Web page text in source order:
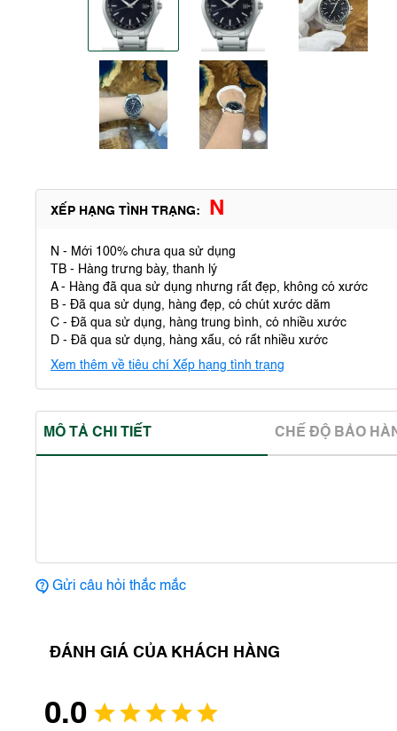
XẾP HẠNG TÌNH TRẠNG: N
N - Mới 100% chưa qua sử dụng
TB - Hàng trưng bày, thanh lý
A - Hàng đã qua sử dụng nhưng rất đẹp, không có xước
B - Đã qua sử dụng, hàng đẹp, có chút xước dăm
C - Đã qua sử dụng, hàng trung bình, có nhiều xước
D - Đã qua sử dụng, hàng xấu, có rất nhiều xước
Xem thêm về tiêu chí Xếp hạng tình trạng
MÔ TẢ CHI TIẾT CHẾ ĐỘ BẢO
Gửi câu hỏi thắc mắc
ĐÁNH GIÁ CỦA KHÁCH HÀNG
0.0